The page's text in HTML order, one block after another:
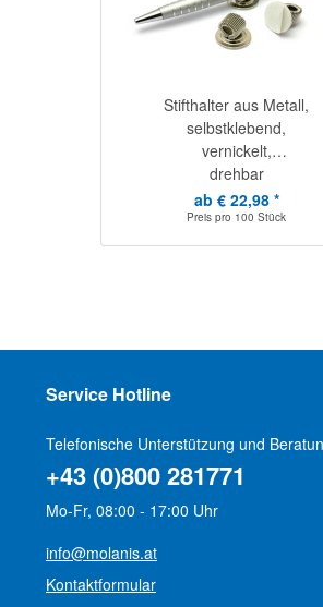
Stifthalter aus Metall,
selbstklebend,
vernickelt,
drehbar
ab € 22,98 *
Preis pro 100 Stück
Service Hotline
Telefonische Unterstützung und
+43 (0)800 281771
Mo-Fr, 08:00 - 17:00 Uhr
info@molanis.at
Kontaktformular